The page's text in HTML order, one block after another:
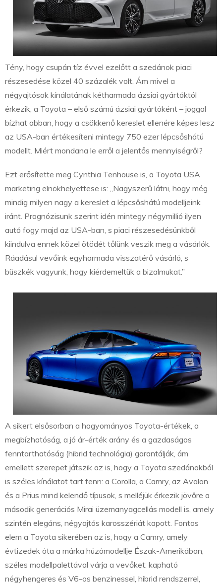
Tény, hogy csupán tíz évvel ezelőtt a szedánok piaci
részesedése közel 40 százalék volt. Ám mivel a
négyajtósok kínálatának kétharmada ázsiai gyártóktól
érkezik, a Toyota – első számú ázsiai gyártóként – joggal
bízhat abban, hogy a csökkenő kereslet ellenére képes lesz
az USA-ban értékesíteni mintegy 750 ezer lépcsőshátú
modellt. Miért mondana le erről a jelentős mennyiségről?
Ezt erősítette meg Cynthia Tenhouse is, a Toyota USA
marketing elnökhelyettese is: „Nagyszerű látni, hogy még
mindig milyen nagy a kereslet a lépcsőshátú modelljeink
iránt. Prognózisunk szerint idén mintegy négymillió ilyen
autó fogy majd az USA-ban, s piaci részesedésünkből
kiindulva ennek közel ötödét tőlünk veszik meg a vásárlók.
Ráadásul vevőink egyharmada visszatérő vásárló, s
büszkék vagyunk, hogy kiérdemeltük a bizalmukat.”
A sikert elsősorban a hagyományos Toyota-értékek, a
megbízhatóság, a jó ár-érték arány és a gazdaságos
fenntarthatóság (hibrid technológia) garantálják, ám
emellett szerepet játszik az is, hogy a Toyota szedánokból
is széles kínálatot tart fenn: a Corolla, a Camry, az Avalon
és a Prius mind kelendő típusok, s melléjük érkezik jövőre a
második generációs Mirai üzemanyagcellás modell is, amely
szintén elegáns, négyajtós karosszériát kapott. Fontos
elem a Toyota sikerében az is, hogy a Camry, amely
évtizedek óta a márka húzómodellje Észak-Amerikában,
széles modellpalettával várja a vevőket: kapható
négyhengeres és V6-os benzinessel, hibrid rendszerrel,